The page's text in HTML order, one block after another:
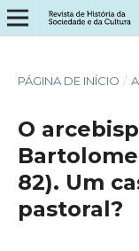
PÁGINA DE INÍCIO /
O
82). Um
pastoral?